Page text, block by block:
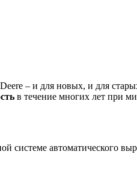
Deere – и для новых, и для
в течение многих лет при
системе автоматического